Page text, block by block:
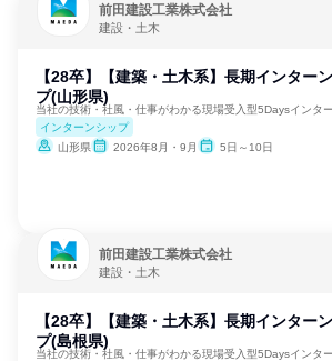
前田建設工業株式会社
建設・土木
【28卒】【建築・土木系】長期インター
プ(山形県)
当社の技術・社風・仕事がわかる現場受入型5Daysインタ
インターンシップ
山形県
2026年8月・9月 5日～10日
前田建設工業株式会社
建設・土木
【28卒】【建築・土木系】長期インター
プ(島根県)
当社の技術・社風・仕事がわかる現場受入型5Daysインタ